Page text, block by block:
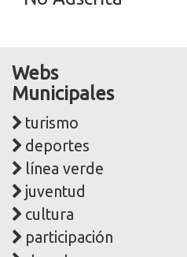
Webs
Municipales
turismo
deportes
línea verde
juventud
cultura
participación